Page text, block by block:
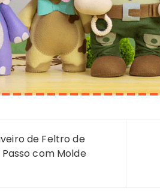
de Feltro de
com Molde